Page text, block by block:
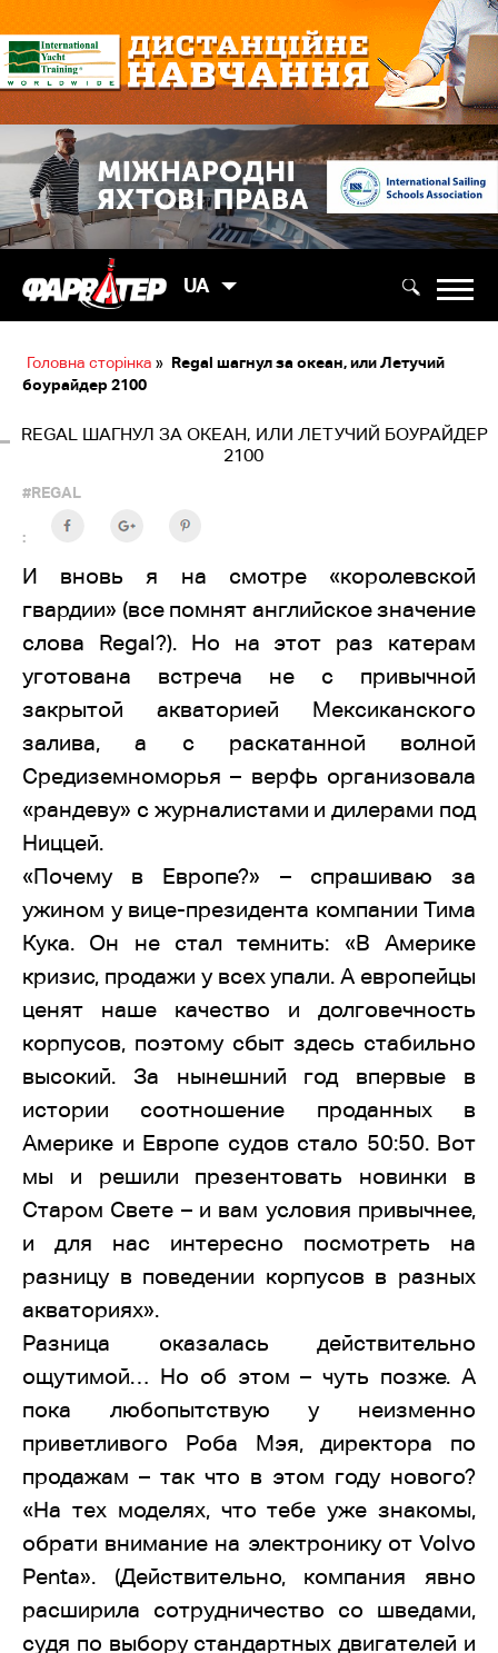
UA
Головна сторінка » Regal шагнул за океан, или Летучий
боурайдер 2100
REGAL ШАГНУЛ ЗА ОКЕАН, ИЛИ ЛЕТУЧИЙ БОУРАЙДЕР
2100
#REGAL
:
И вновь я на смотре «королевской
гвардии» (все помнят английское значение
слова Regal?). Но на этот раз катерам
уготована встреча не с привычной
закрытой акваторией Мексиканского
залива, а с раскатанной волной
Средиземноморья – верфь организовала
«рандеву» с журналистами и дилерами под
Ниццей.
«Почему в Европе?» – спрашиваю за
ужином у вице-президента компании Тима
Кука. Он не стал темнить: «В Америке
кризис, продажи у всех упали. А европейцы
ценят наше качество и долговечность
корпусов, поэтому сбыт здесь стабильно
высокий. За нынешний год впервые в
истории соотношение проданных в
Америке и Европе судов стало 50:50. Вот
мы и решили презентовать новинки в
Старом Свете – и вам условия привычнее,
и для нас интересно посмотреть на
разницу в поведении корпусов в разных
акваториях».
Разница оказалась действительно
ощутимой… Но об этом – чуть позже. А
пока любопытствую у неизменно
приветливого Роба Мэя, директора по
продажам – так что в этом году нового?
«На тех моделях, что тебе уже знакомы,
обрати внимание на электронику от Volvo
Penta». (Действительно, компания явно
расширила сотрудничество со шведами,
судя по выбору стандартных двигателей и